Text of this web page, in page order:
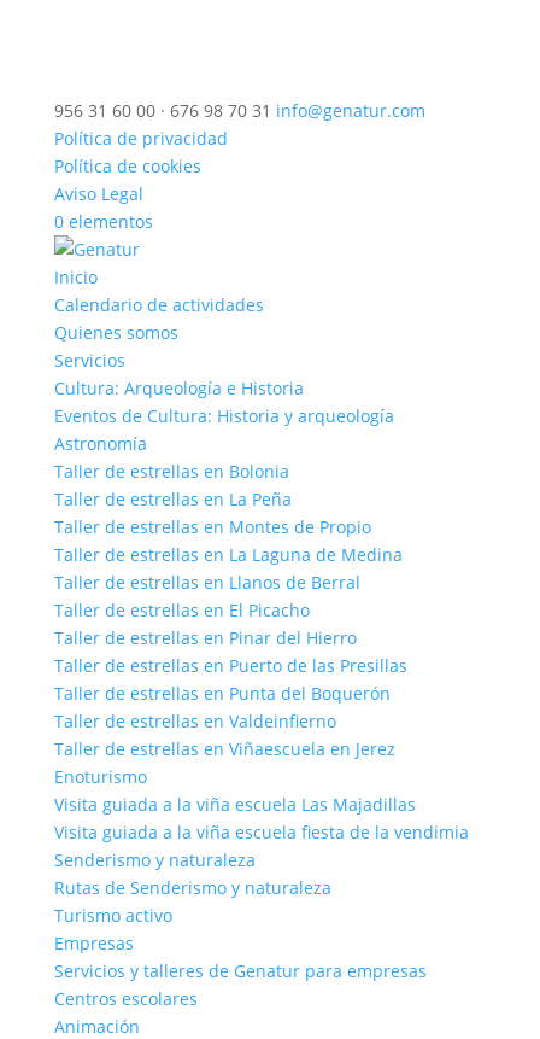
956 31 60 00 · 676 98 70 31 info@genatur.com
Política de privacidad
Política de cookies
Aviso Legal
0 elementos
Inicio
Calendario de actividades
Quienes somos
Servicios
Cultura: Arqueología e Historia
Eventos de Cultura: Historia y arqueología
Astronomía
Taller de estrellas en Bolonia
Taller de estrellas en La Peña
Taller de estrellas en Montes de Propio
Taller de estrellas en La Laguna de Medina
Taller de estrellas en Llanos de Berral
Taller de estrellas en El Picacho
Taller de estrellas en Pinar del Hierro
Taller de estrellas en Puerto de las Presillas
Taller de estrellas en Punta del Boquerón
Taller de estrellas en Valdeinfierno
Taller de estrellas en Viñaescuela en Jerez
Enoturismo
Visita guiada a la viña escuela Las Majadillas
Visita guiada a la viña escuela fiesta de la vendimia
Senderismo y naturaleza
Rutas de Senderismo y naturaleza
Turismo activo
Empresas
Servicios y talleres de Genatur para empresas
Centros escolares
Animación